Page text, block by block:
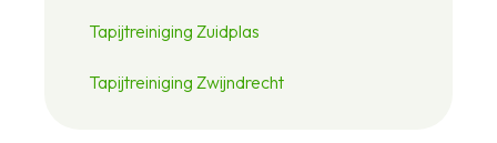
Tapijtreiniging Zuidplas
Tapijtreiniging Zwijndrecht